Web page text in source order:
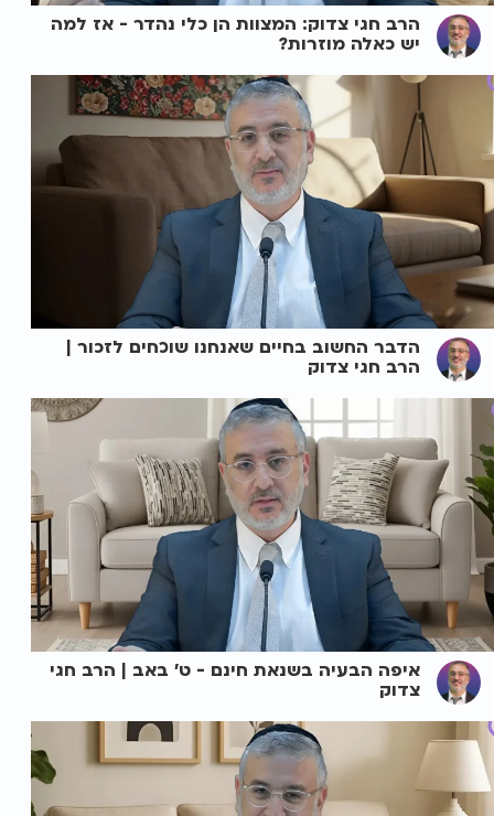
הרב חגי צדוק: המצוות הן כלי נהדר - אז למה
יש כאלה מוזרות?
הדבר החשוב בחיים שאנחנו שוכחים לזכור |
הרב חגי צדוק
איפה הבעיה בשנאת חינם - ט' באב | הרב חגי
צדוק